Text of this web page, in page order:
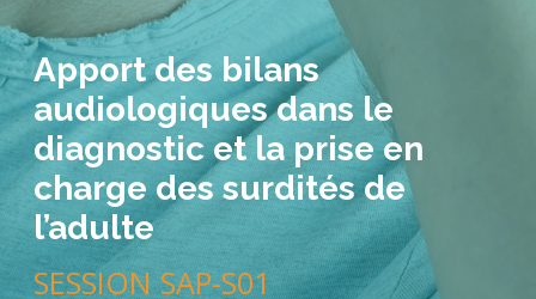
Apport des bilans
audiologiques dans le
diagnostic et la prise en
charge des surdités de
l’adulte
SESSION SAP-S01